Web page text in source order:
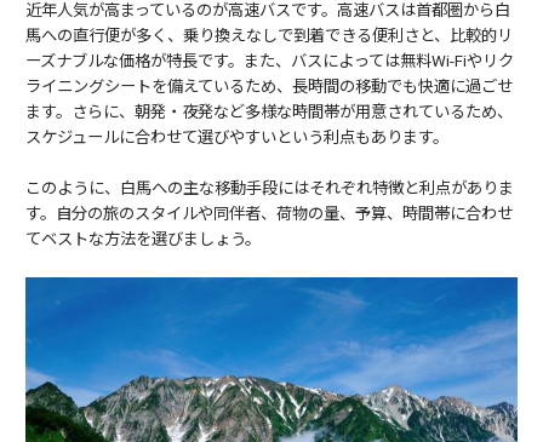
近年人気が高まっているのが高速バスです。高速バスは首都圏から白
馬への直行便が多く、乗り換えなしで到着できる便利さと、比較的リ
ーズナブルな価格が特長です。また、バスによっては無料Wi-Fiやリク
ライニングシートを備えているため、長時間の移動でも快適に過ごせ
ます。さらに、朝発・夜発など多様な時間帯が用意されているため、
スケジュールに合わせて選びやすいという利点もあります。
このように、白馬への主な移動手段にはそれぞれ特徴と利点がありま
す。自分の旅のスタイルや同伴者、荷物の量、予算、時間帯に合わせ
てベストな方法を選びましょう。